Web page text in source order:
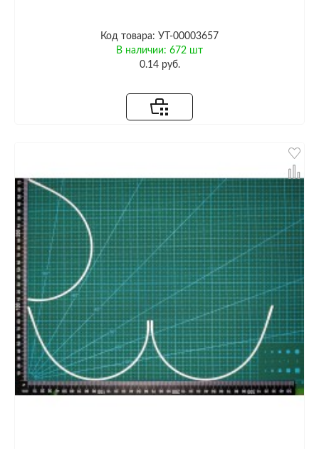
Код товара: УТ-00003657
В наличии: 672 шт
0.14 руб.